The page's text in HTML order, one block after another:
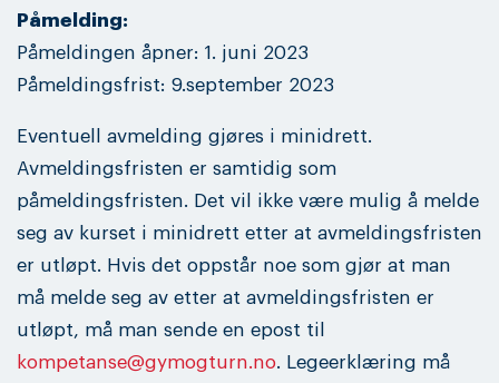
Påmelding:
Påmeldingen åpner: 1. juni 2023
Påmeldingsfrist: 9.september 2023
Eventuell avmelding gjøres i minidrett.
Avmeldingsfristen er samtidig som
påmeldingsfristen. Det vil ikke være mulig å melde
seg av kurset i minidrett etter at avmeldingsfristen
er utløpt. Hvis det oppstår noe som gjør at man
må melde seg av etter at avmeldingsfristen er
utløpt, må man sende en epost til
kompetanse@gymogturn.no. Legeerklæring må